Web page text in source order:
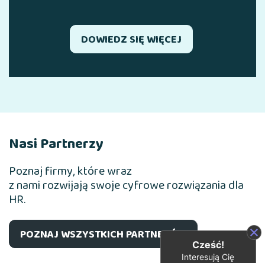
DOWIEDZ SIĘ WIĘCEJ
Nasi Partnerzy
Poznaj firmy, które wraz
z nami rozwijają swoje cyfrowe rozwiązania dla
HR.
POZNAJ WSZYSTKICH PARTNERÓW
Cześć!
Interesują Cię